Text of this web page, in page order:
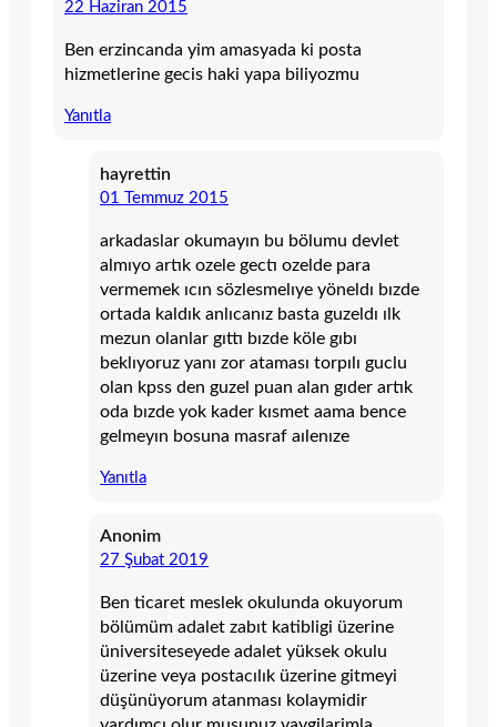
22 Haziran 2015
Ben erzincanda yim amasyada ki posta
hizmetlerine gecis haki yapa biliyozmu
Yanıtla
hayrettin
01 Temmuz 2015
arkadaslar okumayın bu bölumu devlet
almıyo artık ozele gectı ozelde para
vermemek ıcın sözlesmelıye yöneldı bızde
ortada kaldık anlıcanız basta guzeldı ılk
mezun olanlar gıttı bızde köle gıbı
beklıyoruz yanı zor ataması torpılı guclu
olan kpss den guzel puan alan gıder artık
oda bızde yok kader kısmet aama bence
gelmeyın bosuna masraf aılenıze
Yanıtla
Anonim
27 Şubat 2019
Ben ticaret meslek okulunda okuyorum
bölümüm adalet zabıt katibligi üzerine
üniversiteseyede adalet yüksek okulu
üzerine veya postacılık üzerine gitmeyi
düşünüyorum atanması kolaymidir